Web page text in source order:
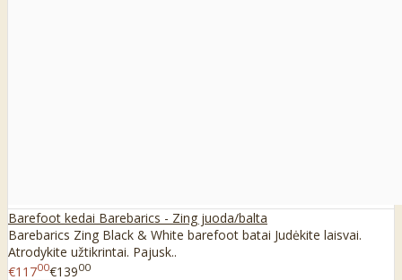
Barefoot kedai Barebarics - Zing juoda/balta
Barebarics Zing Black & White barefoot batai Judėkite laisvai.
Atrodykite užtikrintai. Pajusk..
€11700€13900